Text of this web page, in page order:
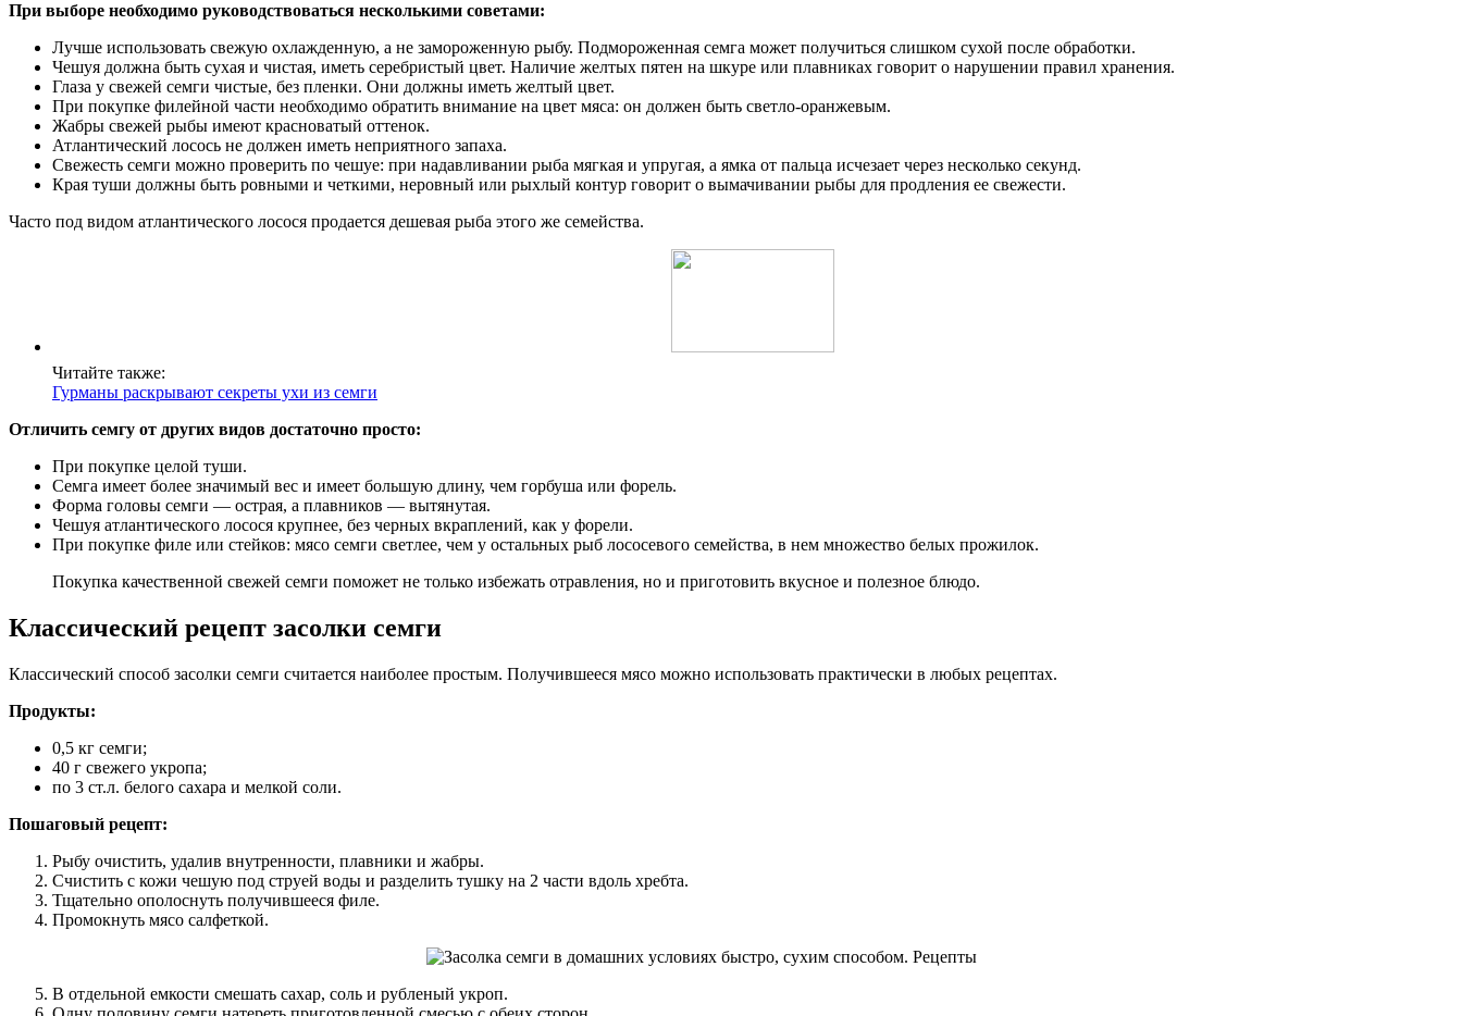
При выборе необходимо руководствоваться несколькими советами:
Лучше использовать свежую охлажденную, а не замороженную рыбу. Подмороженная семга может получиться слишком сухой после обработки.
Чешуя должна быть сухая и чистая, иметь серебристый цвет. Наличие желтых пятен на шкуре или плавниках говорит о нарушении правил хранения.
Глаза у свежей семги чистые, без пленки. Они должны иметь желтый цвет.
При покупке филейной части необходимо обратить внимание на цвет мяса: он должен быть светло-оранжевым.
Жабры свежей рыбы имеют красноватый оттенок.
Атлантический лосось не должен иметь неприятного запаха.
Свежесть семги можно проверить по чешуе: при надавливании рыба мягкая и упругая, а ямка от пальца исчезает через несколько секунд.
Края туши должны быть ровными и четкими, неровный или рыхлый контур говорит о вымачивании рыбы для продления ее свежести.
Часто под видом атлантического лосося продается дешевая рыба этого же семейства.
Читайте также:
Гурманы раскрывают секреты ухи из семги
Отличить семгу от других видов достаточно просто:
При покупке целой туши.
Семга имеет более значимый вес и имеет большую длину, чем горбуша или форель.
Форма головы семги — острая, а плавников — вытянутая.
Чешуя атлантического лосося крупнее, без черных вкраплений, как у форели.
При покупке филе или стейков: мясо семги светлее, чем у остальных рыб лососевого семейства, в нем множество белых прожилок.
Покупка качественной свежей семги поможет не только избежать отравления, но и приготовить вкусное и полезное блюдо.
Классический рецепт засолки семги
Классический способ засолки семги считается наиболее простым. Получившееся мясо можно использовать практически в любых рецептах.
Продукты:
0,5 кг семги;
40 г свежего укропа;
по 3 ст.л. белого сахара и мелкой соли.
Пошаговый рецепт:
Рыбу очистить, удалив внутренности, плавники и жабры.
Счистить с кожи чешую под струей воды и разделить тушку на 2 части вдоль хребта.
Тщательно ополоснуть получившееся филе.
Промокнуть мясо салфеткой.
В отдельной емкости смешать сахар, соль и рубленый укроп.